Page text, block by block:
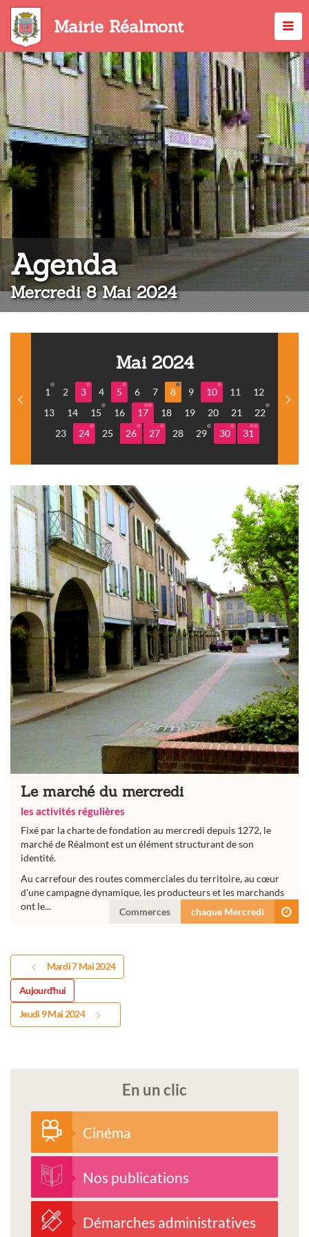
Aller
contenu
principal
Mairie Réalmont
Agenda:
Mercredi 8 Mai 2024
Mai 2024
1 2 3 4 5 6 7 8 9 10 11
12
13
14 15 16 17 18 19 20 21
22
23
24 25 26 27 28 29 30 31
Le marché du mercredi
les activités régulières
Fixé par la charte de fondation au mercredi depuis 1272, le
marché de Réalmont est un élément structurant de son
identité.
Au carrefour des routes commerciales du territoire, au cœur
d'une campagne dynamique, les producteurs et les marchands
ont le...
Commerces chaque Mercredi
Mardi 7 Mai 2024
Aujourd'hui
Jeudi 9 Mai 2024
En un clic
Cinéma
Nos publications
Démarches administratives